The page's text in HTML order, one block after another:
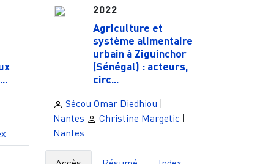
2022
Agriculture et
système alimentaire
urbain à Ziguinchor
(Sénégal) : acteurs,
circ...
Sécou Omar Diedhiou |
Nantes
Christine Margetic |
Nantes